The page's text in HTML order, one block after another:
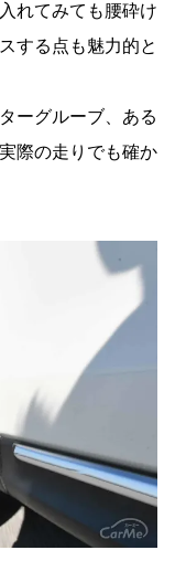
れてみても腰砕け
する点も魅力的と
ーグルーブ、ある
際の走りでも確か